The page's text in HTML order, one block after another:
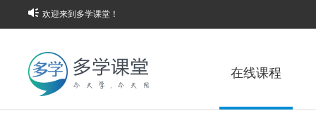
欢迎来到多学课堂！
在线课程